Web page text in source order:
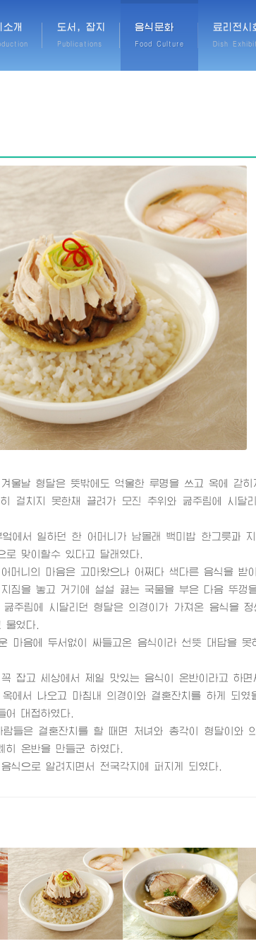
소개 도서, 잡지
Publications
음식문화
Food Culture
료리전시
Dish
날 형달은 뜻밖에도 억울한 루명을 쓰고 옥에 갇히
걸치지 못한채 끌려가 모진 추위와 굶주림에 시달
서 일하던 한 어머니가 남몰래 백미밥 한그릇과
로 맞이할수 있다고 달래였다.
니의 마음은 고마왔으나 어쩌다 색다른 음식을 받
을 놓고 거기에 설설 끓는 국물을 부은 다음 뚜껑
주림에 시달리던 형달은 의경이가 가져온 음식을
물었다.
음에 두서없이 싸들고온 음식이라 선뜻 대답을 못
잡고 세상에서 제일 맛있는 음식이 온반이라고 하면
서 나오고 마침내 의경이와 결혼잔치를 하게 되였
어 대접하였다.
들은 결혼잔치를 할 때면 처녀와 총각이 형달이와
히 온반을 만들군 하였다.
으로 알려지면서 전국각지에 퍼지게 되였다.